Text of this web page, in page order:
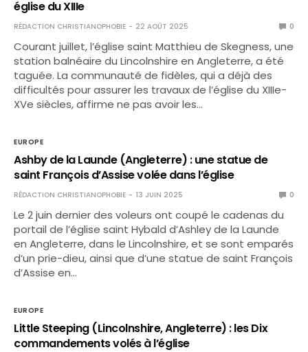
église du XIIIe
RÉDACTION CHRISTIANOPHOBIE 22 AOÛT 2025 0
Courant juillet, l’église saint Matthieu de Skegness, une
station balnéaire du Lincolnshire en Angleterre, a été
taguée. La communauté de fidèles, qui a déjà des
difficultés pour assurer les travaux de l’église du XIIIe-
XVe siècles, affirme ne pas avoir les…
EUROPE
Ashby de la Launde (Angleterre) : une statue de
saint François d’Assise volée dans l’église
RÉDACTION CHRISTIANOPHOBIE 13 JUIN 2025 0
Le 2 juin dernier des voleurs ont coupé le cadenas du
portail de l’église saint Hybald d’Ashley de la Launde
en Angleterre, dans le Lincolnshire, et se sont emparés
d’un prie-dieu, ainsi que d’une statue de saint François
d’Assise en…
EUROPE
Little Steeping (Lincolnshire, Angleterre) : les Dix
commandements volés à l’église